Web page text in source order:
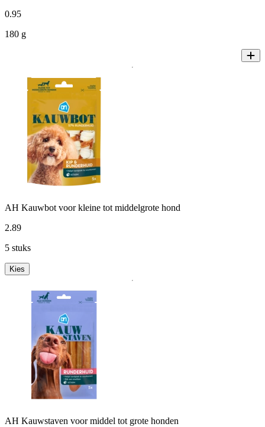
0.95
180 g
AH Kauwbot voor kleine tot middelgrote hond
2.89
5 stuks
Kies
AH Kauwstaven voor middel tot grote honden